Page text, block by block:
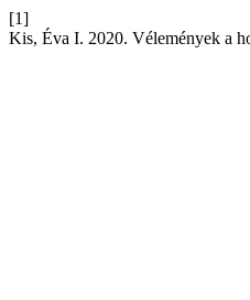
[1]
Kis, Éva I. 2020. Vélemények a